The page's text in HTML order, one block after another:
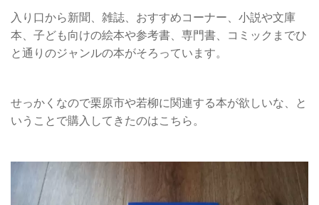
入り口から新聞、雑誌、おすすめコーナー、小説や文庫
本、子ども向けの絵本や参考書、専門書、コミックまでひ
と通りのジャンルの本がそろっています。
せっかくなので栗原市や若柳に関連する本が欲しいな、と
いうことで購入してきたのはこちら。